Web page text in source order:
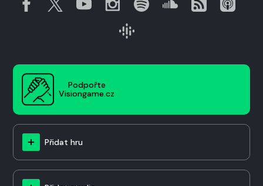
Podpořte
Visiongame.cz
Přidat hru